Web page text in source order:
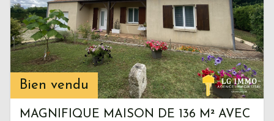
Bien vendu
MAGNIFIQUE MAISON DE 136 M² AVEC